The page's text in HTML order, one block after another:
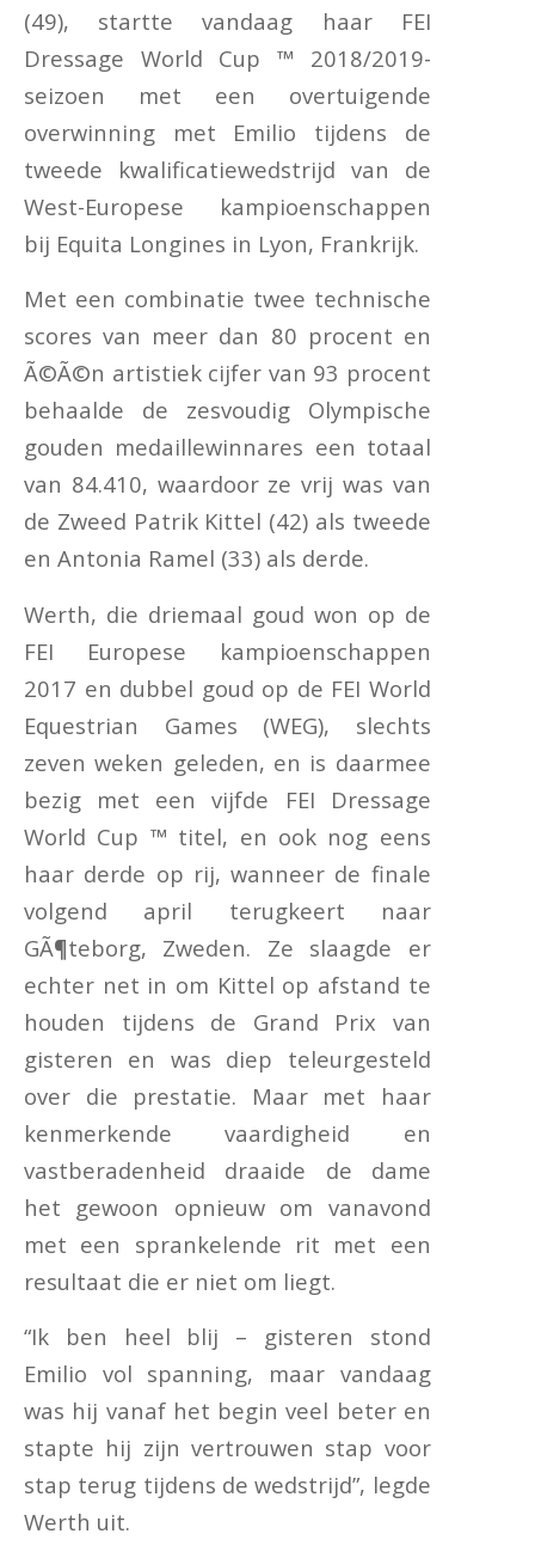
(49), startte vandaag haar FEI
Dressage World Cup ™ 2018/2019-
seizoen met een overtuigende
overwinning met Emilio tijdens de
tweede kwalificatiewedstrijd van de
West-Europese kampioenschappen
bij Equita Longines in Lyon, Frankrijk.
Met een combinatie twee technische
scores van meer dan 80 procent en
Ã©Ã©n artistiek cijfer van 93 procent
behaalde de zesvoudig Olympische
gouden medaillewinnares een totaal
van 84.410, waardoor ze vrij was van
de Zweed Patrik Kittel (42) als tweede
en Antonia Ramel (33) als derde.
Werth, die driemaal goud won op de
FEI Europese kampioenschappen
2017 en dubbel goud op de FEI World
Equestrian Games (WEG), slechts
zeven weken geleden, en is daarmee
bezig met een vijfde FEI Dressage
World Cup ™ titel, en ook nog eens
haar derde op rij, wanneer de finale
volgend april terugkeert naar
GÃ¶teborg, Zweden. Ze slaagde er
echter net in om Kittel op afstand te
houden tijdens de Grand Prix van
gisteren en was diep teleurgesteld
over die prestatie. Maar met haar
kenmerkende vaardigheid en
vastberadenheid draaide de dame
het gewoon opnieuw om vanavond
met een sprankelende rit met een
resultaat die er niet om liegt.
“Ik ben heel blij – gisteren stond
Emilio vol spanning, maar vandaag
was hij vanaf het begin veel beter en
stapte hij zijn vertrouwen stap voor
stap terug tijdens de wedstrijd”, legde
Werth uit.